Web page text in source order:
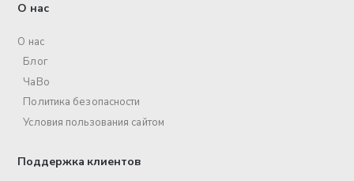
О нас
О нас
Блог
ЧаВо
Политика безопасности
Условия пользования сайтом
Поддержка клиентов